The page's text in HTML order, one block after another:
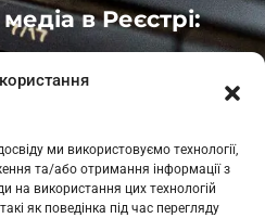
ми використовуємо технології,
та/або отримання інформації з
на використання цих технологій
як поведінка під час перегляду
в Реєстрі: